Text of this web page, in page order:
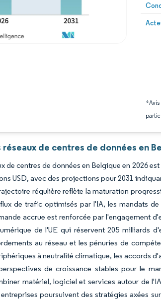
réseaux de centres de données en
de centres de données en Belgique en 2026
USD, avec des projections pour 2031
régulière reflète la maturation
de trafic optimisés par l'IA, les mandats
accrue est renforcée par l'engagement
de l'UE qui réservent 205 milliards
au réseau et les pénuries de
à neutralité climatique, les accords
de croissance stables pour le
matériel, logiciel et services autour de
poursuivent des stratégies axées